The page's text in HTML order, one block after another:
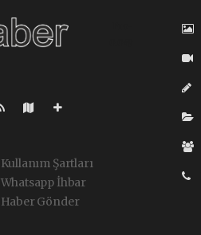
Kullanım Şartları
Whatsapp İhbar
Haber Gönder